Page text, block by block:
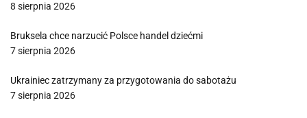
8 sierpnia 2026
Bruksela chce narzucić Polsce handel dziećmi
7 sierpnia 2026
Ukrainiec zatrzymany za przygotowania do sabotażu
7 sierpnia 2026